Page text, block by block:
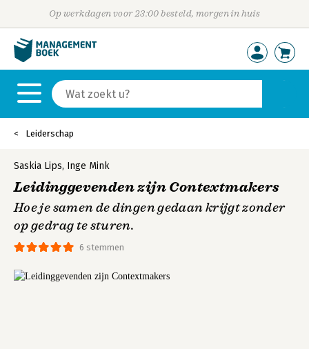
Op werkdagen voor 23:00 besteld, morgen in huis
Leiderschap
6 stemmen
Saskia Lips, Inge Mink
Leidinggevenden zijn Contextmakers
Hoe je samen de dingen gedaan krijgt zonder
op gedrag te sturen.